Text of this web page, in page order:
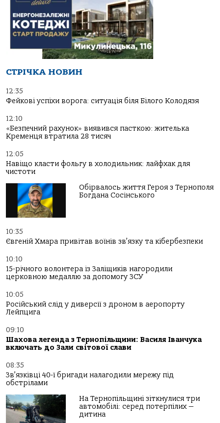
СТРІЧКА НОВИН
12:35
Фейкові успіхи ворога: ситуація біля Білого Колодязя
12:10
«Безпечний рахунок» виявився пасткою: жителька
Кременця втратила 28 тисяч
12:05
Навіщо класти фольгу в холодильник: лайфхак для
чистоти
Обірвалось життя Героя з Тернополя
Богдана Сосінського
10:35
Євгеній Хмара привітав воїнів зв’язку та кібербезпеки
10:10
15-річного волонтера із Заліщиків нагородили
церковною медаллю за допомогу ЗСУ
10:05
Російський слід у диверсії з дроном в аеропорту
Лейпцига
09:10
Шахова легенда з Тернопільщини: Василя Іванчука
включать до Зали світової слави
08:35
Зв’язківці 40-ї бригади налагодили мережу під
обстрілами
На Тернопільщині зіткнулися три
автомобілі: серед потерпілих —
дитина